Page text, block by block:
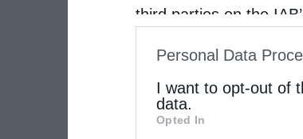
third parties on the
IAB’s List of
other third parties.
Personal Data
I want to opt-out of
data.
Opted In